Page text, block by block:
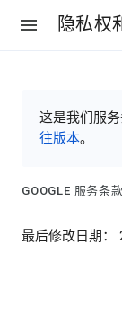
隐私权
这是我们服
往版本。
GOOGLE 服务条款
最后修改日期：